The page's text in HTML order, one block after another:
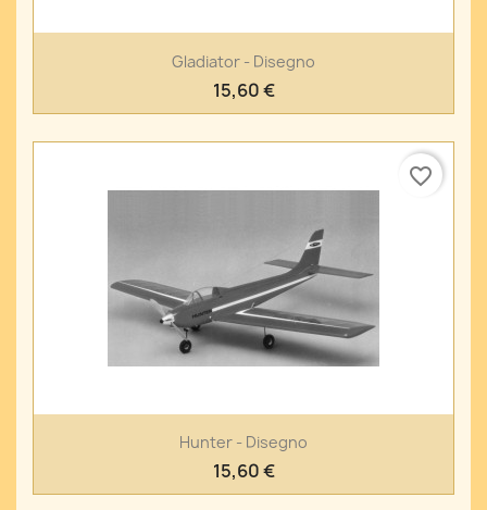
Gladiator - Disegno
15,60 €
Hunter - Disegno
15,60 €
favorite_border